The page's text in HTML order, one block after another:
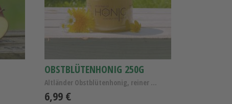
OBSTBLÜTENHONIG 250G
Altländer Obstblütenhonig, reiner Obstblütenhonig,...
6,99 €